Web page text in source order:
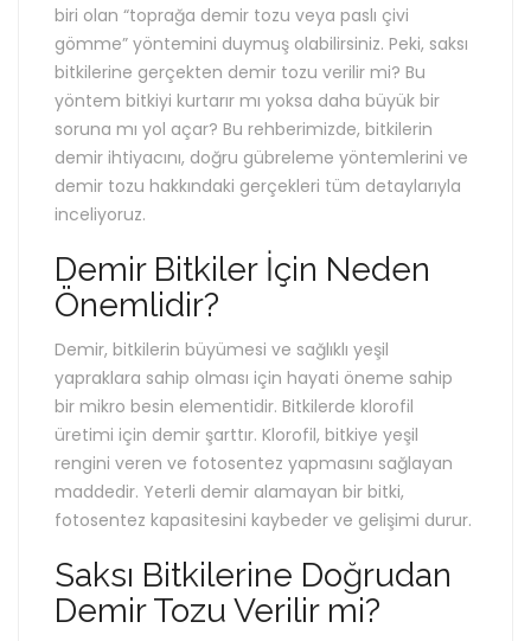
biri olan “toprağa demir tozu veya paslı çivi
gömme” yöntemini duymuş olabilirsiniz. Peki, saksı
bitkilerine gerçekten demir tozu verilir mi? Bu
yöntem bitkiyi kurtarır mı yoksa daha büyük bir
soruna mı yol açar? Bu rehberimizde, bitkilerin
demir ihtiyacını, doğru gübreleme yöntemlerini ve
demir tozu hakkındaki gerçekleri tüm detaylarıyla
inceliyoruz.
Demir Bitkiler İçin Neden
Önemlidir?
Demir, bitkilerin büyümesi ve sağlıklı yeşil
yapraklara sahip olması için hayati öneme sahip
bir mikro besin elementidir. Bitkilerde klorofil
üretimi için demir şarttır. Klorofil, bitkiye yeşil
rengini veren ve fotosentez yapmasını sağlayan
maddedir. Yeterli demir alamayan bir bitki,
fotosentez kapasitesini kaybeder ve gelişimi durur.
Saksı Bitkilerine Doğrudan
Demir Tozu Verilir mi?